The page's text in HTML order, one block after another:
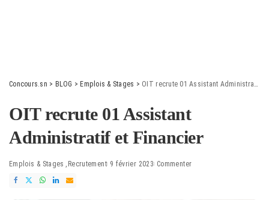
Concours.sn > BLOG > Emplois & Stages > OIT recrute 01 Assistant Administratif et Financier
OIT recrute 01 Assistant
Administratif et Financier
Emplois & Stages Recrutement 9 février 2023 Commenter